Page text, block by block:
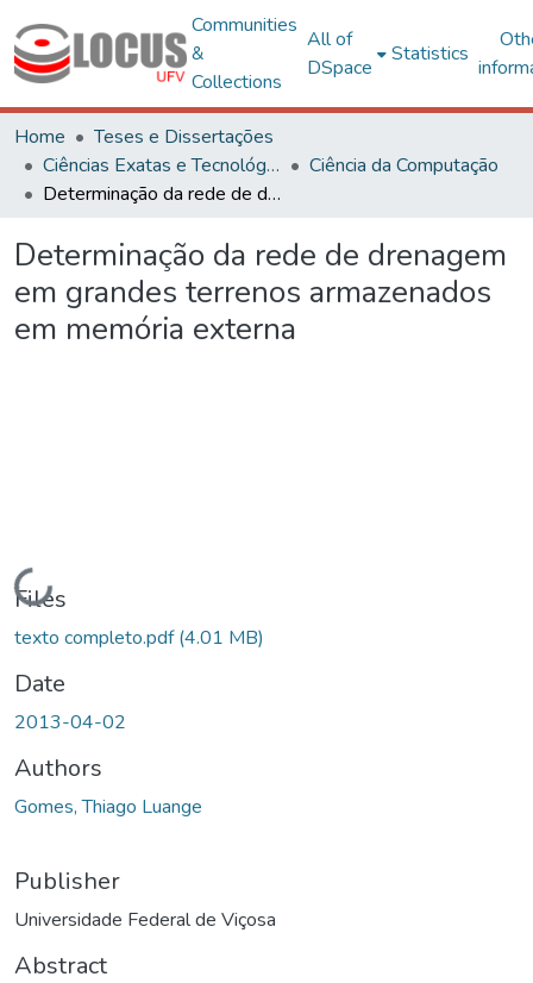
Communities
&
Collections
All of
DSpace
Statistics
Home
Teses e Dissertações
Ciências Exatas e Tecnológicas
Ciência da Computação
Determinação da rede de drenagem em grandes terrenos armazenados em memória externa
Determinação da rede de drenagem
em grandes terrenos armazenados
em memória externa
Loading...
Files
texto completo.pdf(4.01 MB)
Date
2013-04-02
Authors
Gomes, Thiago Luange
Publisher
Universidade Federal de Viçosa
Abstract